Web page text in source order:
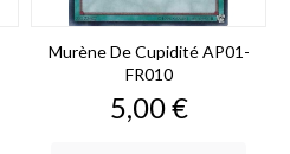
Murène De Cupidité AP01-
FR010
Prix
5,00 €